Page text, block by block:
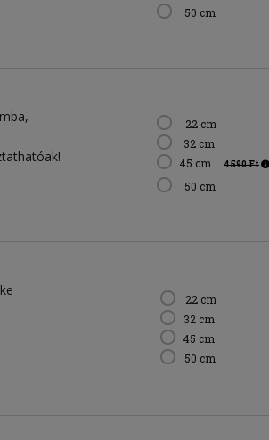
50 cm
22 cm
32 cm
45 cm 4 590 Ft
50 cm
22 cm
32 cm
45 cm
50 cm